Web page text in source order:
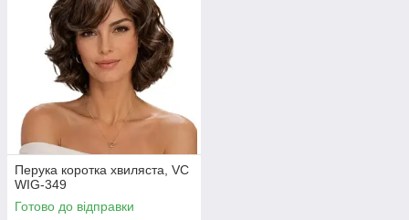
Перука коротка хвиляста, VC
WIG-349
Готово до відправки